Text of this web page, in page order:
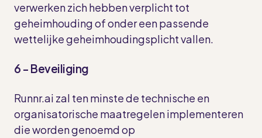
verwerken zich hebben verplicht tot
geheimhouding of onder een passende
wettelijke geheimhoudingsplicht vallen.
6 - Beveiliging
Runnr.ai zal ten minste de technische en
organisatorische maatregelen implementeren
die worden genoemd op